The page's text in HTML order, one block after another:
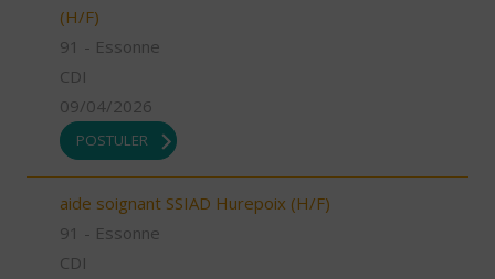
(H/F)
91 - Essonne
CDI
09/04/2026
POSTULER
aide soignant SSIAD Hurepoix (H/F)
91 - Essonne
CDI